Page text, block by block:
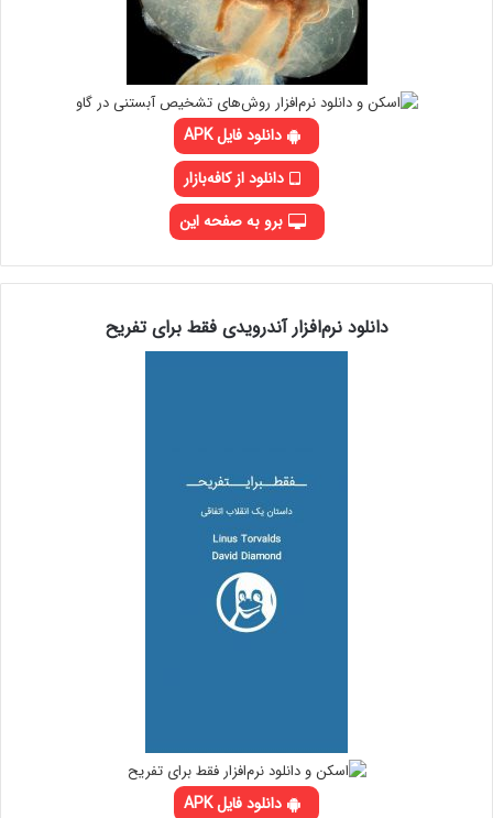
دانلود فایل APK
دانلود از کافه‌بازار
برو به صفحه این
دانلود نرم‌افزار آندرویدی فقط برای تفریح
دانلود فایل APK